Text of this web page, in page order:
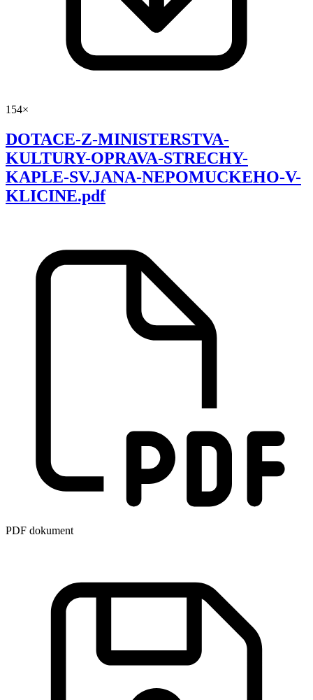
154×
DOTACE-Z-MINISTERSTVA-
KULTURY-OPRAVA-STRECHY-
KAPLE-SV.JANA-NEPOMUCKEHO-V-
KLICINE.pdf
PDF dokument